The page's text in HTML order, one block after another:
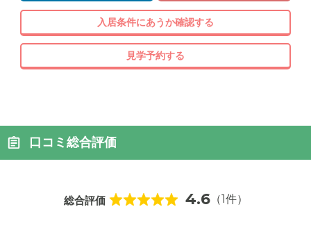
入居条件にあうか確認する
見学予約する
口コミ総合評価
総合評価 4.6（1件）